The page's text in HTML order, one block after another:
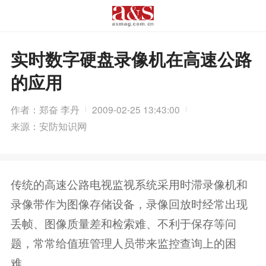
实时数字硬盘录像机在高速公路
的应用
作者：郑奋 李丹
2009-02-25 13:43:00
来源：安防知识网
传统的高速公路电视监视系统采用时滞录像机和
录像带作为图像存储设备，录像回放时经常出现
丢帧、图像质量差和检索难、不利于保存等问
题，常常给值班管理人员带来监控查询上的困
难。